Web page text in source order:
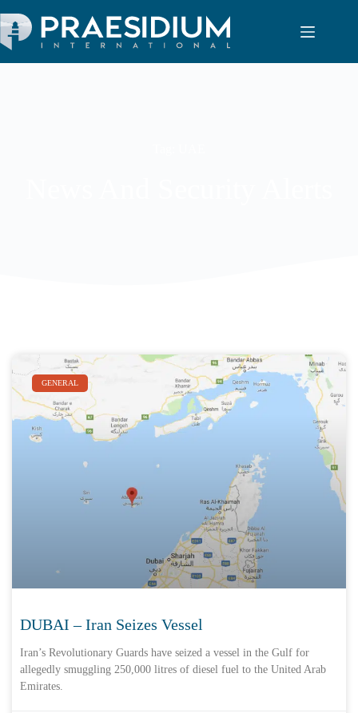
GENERAL
DUBAI – Iran Seizes Vessel
Iran’s Revolutionary Guards have seized a vessel in the Gulf for
allegedly smuggling 250,000 litres of diesel fuel to the United Arab
Emirates.